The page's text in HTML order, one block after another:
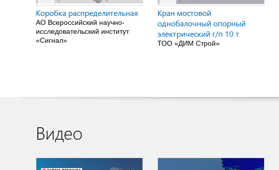
Коробка распределительная
АО Всероссийский научно-
исследовательский институт
«Сигнал»
Кран мостовой
однобалочный опорный
электрический г/п 10 т
ТОО «ДИМ Строй»
Видео